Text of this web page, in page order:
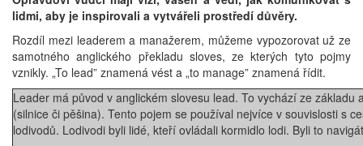
lidmi, aby je inspirovali a vytvářeli prostředí důvěry.
Rozdíl mezi leaderem a manažerem, můžeme vypozorovat už ze
samotného anglického překladu sloves, ze kterých tyto pojmy
vznikly. „To lead” znamená vést a „to manage” znamená řídit.
Leader má původ v anglickém slovesu lead. To vychází ze základu
(silnice či pěšina). Tento pojem se používal nejvíce v souvislosti s
lodivodů. Lodivodi byli lidé, kteří ovládali kormidlo lodi. Byli to